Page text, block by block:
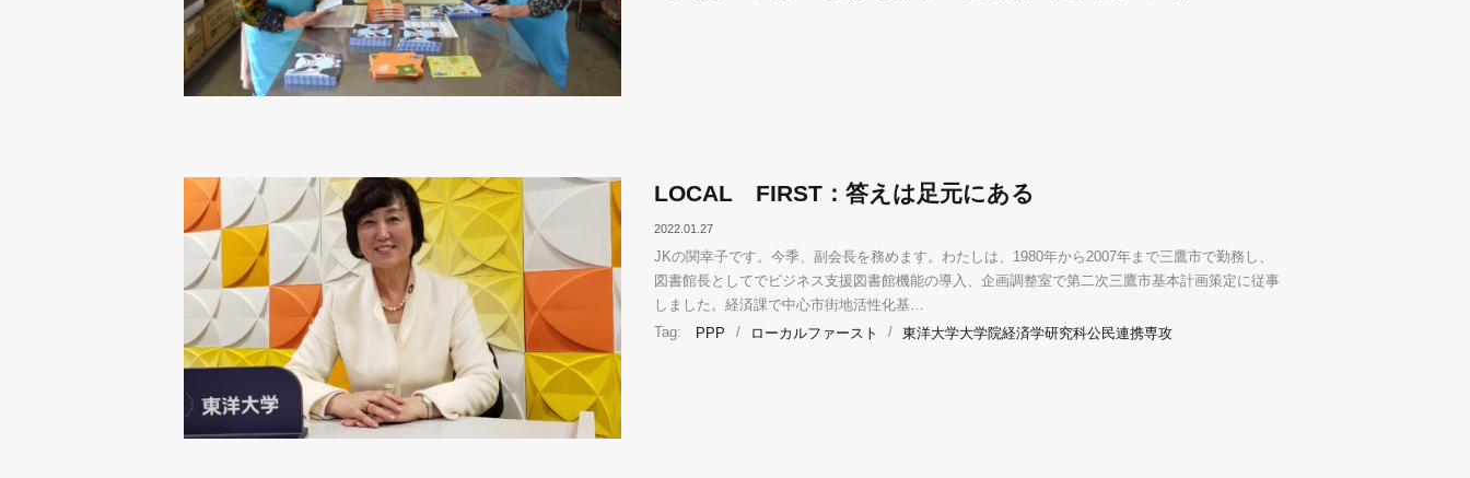
LOCAL FIRST：答えは足元にある
2022.01.27
JKの関幸子です。今季、副会長を務めます。わたしは、1980年から2007年まで三鷹市で勤務し、
図書館長としてでビジネス支援図書館機能の導入、企画調整室で第二次三鷹市基本計画策定に従事
しました。経済課で中心市街地活性化基…
Tag:
PPP / ローカルファースト / 東洋大学大学院経済学研究科公民連携専攻